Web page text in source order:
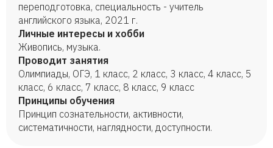
переподготовка, специальность - учитель
английского языка, 2021 г.
Личные интересы и хобби
Живопись, музыка.
Проводит занятия
Олимпиады, ОГЭ, 1 класс, 2 класс, 3 класс, 4 класс, 5
класс, 6 класс, 7 класс, 8 класс, 9 класс
Принципы обучения
Принцип сознательности, активности,
систематичности, наглядности, доступности.